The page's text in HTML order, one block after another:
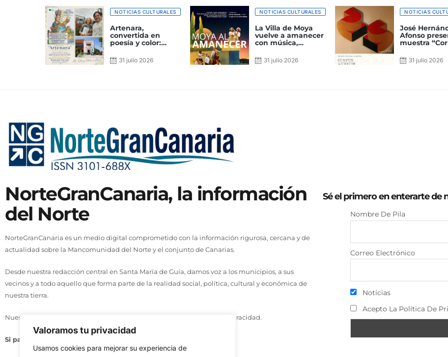
Valoramos tu privacidad
Usamos cookies para mejorar su experiencia de
NOTICIAS CULTURALES
Artenara,
convertida en
poesía y color:
Felipe Juan
presentan un
31 julio 2026
NOTICIAS CULTURALES
La Villa de Moya
vuelve a amanecer
con música,
teatro en una nueva
edición de ‘Moya al
31 julio 2026
NOTICIAS
José
Afonso
muestra
Espacio
Mutua
31 julio 2026
NorteGranCanaria, la información
del Norte
NorteGranCanaria es un medio digital comprometido con la información rigurosa, cercana y de
actualidad sobre la Mancomunidad del Norte y el conjunto de Canarias.
Desde nuestra redacción central en Santa María de Guía, damos voz a los municipios, a sus
vecinos y a todo aquello que forma parte de la realidad social, política, cultural y económica de
nuestra tierra.
Nuestro compromiso se basa en tres principios: actualidad, cercanía y veracidad.
Si pasa en el Norte, te lo contamos aquí.
Sé el primero en enterarte de
Nombre De Pila
Correo Electrónico
Noticias
Acepto La Política De